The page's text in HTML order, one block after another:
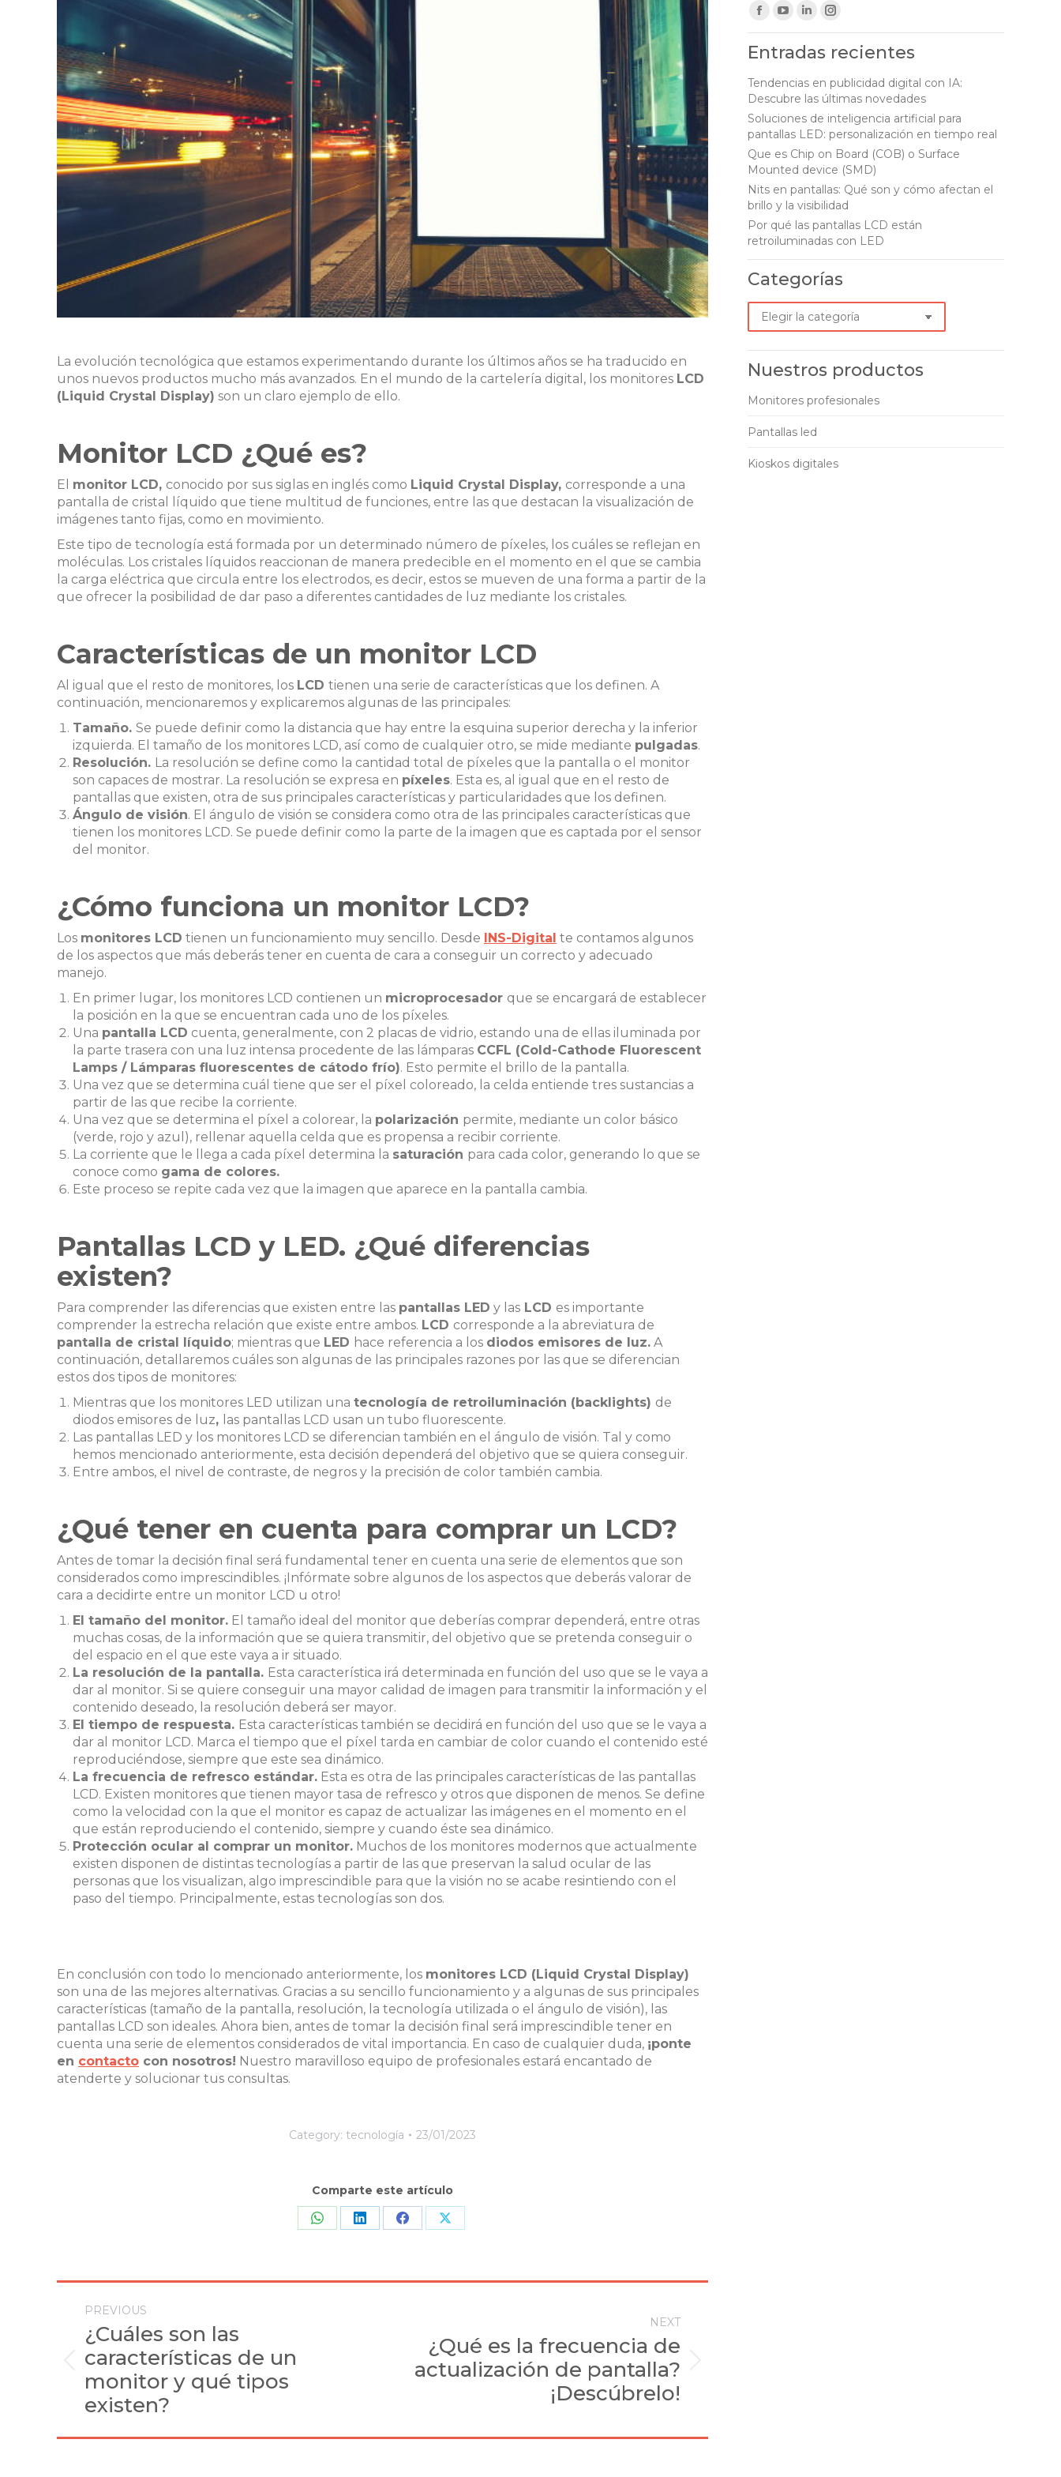
La evolución tecnológica que estamos experimentando durante los últimos años se ha traducido en
unos nuevos productos mucho más avanzados. En el mundo de la cartelería digital, los monitores LCD
(Liquid Crystal Display) son un claro ejemplo de ello.
Monitor LCD ¿Qué es?
El monitor LCD, conocido por sus siglas en inglés como Liquid Crystal Display, corresponde a una
pantalla de cristal líquido que tiene multitud de funciones, entre las que destacan la visualización de
imágenes tanto fijas, como en movimiento.
Este tipo de tecnología está formada por un determinado número de píxeles, los cuáles se reflejan en
moléculas. Los cristales líquidos reaccionan de manera predecible en el momento en el que se cambia
la carga eléctrica que circula entre los electrodos, es decir, estos se mueven de una forma a partir de la
que ofrecer la posibilidad de dar paso a diferentes cantidades de luz mediante los cristales.
Características de un monitor LCD
Al igual que el resto de monitores, los LCD tienen una serie de características que los definen. A
continuación, mencionaremos y explicaremos algunas de las principales:
Tamaño. Se puede definir como la distancia que hay entre la esquina superior derecha y la inferior
izquierda. El tamaño de los monitores LCD, así como de cualquier otro, se mide mediante pulgadas.
Resolución. La resolución se define como la cantidad total de píxeles que la pantalla o el monitor
son capaces de mostrar. La resolución se expresa en píxeles. Esta es, al igual que en el resto de
pantallas que existen, otra de sus principales características y particularidades que los definen.
Ángulo de visión. El ángulo de visión se considera como otra de las principales características que
tienen los monitores LCD. Se puede definir como la parte de la imagen que es captada por el sensor
del monitor.
¿Cómo funciona un monitor LCD?
Los monitores LCD tienen un funcionamiento muy sencillo. Desde INS-Digital te contamos algunos
de los aspectos que más deberás tener en cuenta de cara a conseguir un correcto y adecuado
manejo.
En primer lugar, los monitores LCD contienen un microprocesador que se encargará de establecer
la posición en la que se encuentran cada uno de los píxeles.
Una pantalla LCD cuenta, generalmente, con 2 placas de vidrio, estando una de ellas iluminada por
la parte trasera con una luz intensa procedente de las lámparas CCFL (Cold-Cathode Fluorescent
Lamps / Lámparas fluorescentes de cátodo frío). Esto permite el brillo de la pantalla.
Una vez que se determina cuál tiene que ser el píxel coloreado, la celda entiende tres sustancias a
partir de las que recibe la corriente.
Una vez que se determina el píxel a colorear, la polarización permite, mediante un color básico
(verde, rojo y azul), rellenar aquella celda que es propensa a recibir corriente.
La corriente que le llega a cada píxel determina la saturación para cada color, generando lo que se
conoce como gama de colores.
Este proceso se repite cada vez que la imagen que aparece en la pantalla cambia.
Pantallas LCD y LED. ¿Qué diferencias
existen?
Para comprender las diferencias que existen entre las pantallas LED y las LCD es importante
comprender la estrecha relación que existe entre ambos. LCD corresponde a la abreviatura de
pantalla de cristal líquido; mientras que LED hace referencia a los diodos emisores de luz. A
continuación, detallaremos cuáles son algunas de las principales razones por las que se diferencian
estos dos tipos de monitores:
Mientras que los monitores LED utilizan una tecnología de retroiluminación (backlights) de
diodos emisores de luz, las pantallas LCD usan un tubo fluorescente.
Las pantallas LED y los monitores LCD se diferencian también en el ángulo de visión. Tal y como
hemos mencionado anteriormente, esta decisión dependerá del objetivo que se quiera conseguir.
Entre ambos, el nivel de contraste, de negros y la precisión de color también cambia.
¿Qué tener en cuenta para comprar un LCD?
Antes de tomar la decisión final será fundamental tener en cuenta una serie de elementos que son
considerados como imprescindibles. ¡Infórmate sobre algunos de los aspectos que deberás valorar de
cara a decidirte entre un monitor LCD u otro!
El tamaño del monitor. El tamaño ideal del monitor que deberías comprar dependerá, entre otras
muchas cosas, de la información que se quiera transmitir, del objetivo que se pretenda conseguir o
del espacio en el que este vaya a ir situado.
La resolución de la pantalla. Esta característica irá determinada en función del uso que se le vaya a
dar al monitor. Si se quiere conseguir una mayor calidad de imagen para transmitir la información y el
contenido deseado, la resolución deberá ser mayor.
El tiempo de respuesta. Esta características también se decidirá en función del uso que se le vaya a
dar al monitor LCD. Marca el tiempo que el píxel tarda en cambiar de color cuando el contenido esté
reproduciéndose, siempre que este sea dinámico.
La frecuencia de refresco estándar. Esta es otra de las principales características de las pantallas
LCD. Existen monitores que tienen mayor tasa de refresco y otros que disponen de menos. Se define
como la velocidad con la que el monitor es capaz de actualizar las imágenes en el momento en el
que están reproduciendo el contenido, siempre y cuando éste sea dinámico.
Protección ocular al comprar un monitor. Muchos de los monitores modernos que actualmente
existen disponen de distintas tecnologías a partir de las que preservan la salud ocular de las
personas que los visualizan, algo imprescindible para que la visión no se acabe resintiendo con el
paso del tiempo. Principalmente, estas tecnologías son dos.
En conclusión con todo lo mencionado anteriormente, los monitores LCD (Liquid Crystal Display)
son una de las mejores alternativas. Gracias a su sencillo funcionamiento y a algunas de sus principales
características (tamaño de la pantalla, resolución, la tecnología utilizada o el ángulo de visión), las
pantallas LCD son ideales. Ahora bien, antes de tomar la decisión final será imprescindible tener en
cuenta una serie de elementos considerados de vital importancia. En caso de cualquier duda, ¡ponte
en contacto con nosotros! Nuestro maravilloso equipo de profesionales estará encantado de
atenderte y solucionar tus consultas.
Category: tecnología 23/01/2023
Comparte este artículo
Share Share Share Share
navigation
PREVIOUS
Previous
post:
¿Cuáles son las
características de un
monitor y qué tipos
existen?
NEXT
Next
¿Qué es la frecuencia de
actualización de pantalla?
¡Descúbrelo!
Find us on:
Facebook
opens
in
new
window
YouTube
opens
in
new
window
Linkedin
opens
in
new
window
Instagram
opens
in
new
window
Entradas recientes
Tendencias en publicidad digital con IA:
Descubre las últimas novedades
Soluciones de inteligencia artificial para
pantallas LED: personalización en tiempo real
Que es Chip on Board (COB) o Surface
Mounted device (SMD)
Nits en pantallas: Qué son y cómo afectan el
brillo y la visibilidad
Por qué las pantallas LCD están
retroiluminadas con LED
Categorías
Categorías
Nuestros productos
Monitores profesionales
Pantallas led
Kioskos digitales